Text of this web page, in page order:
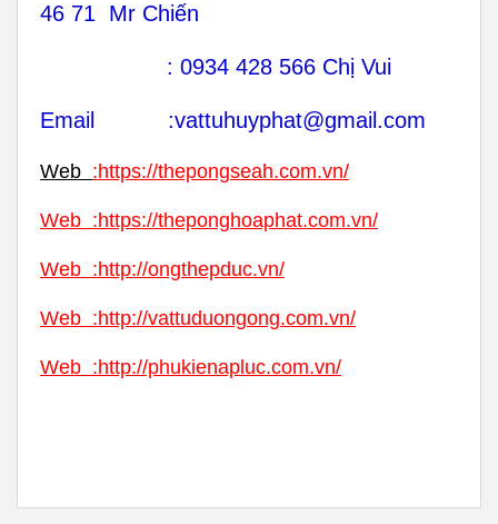
46 71 Mr Chiến
: 0934 428 566 Chị Vui
Email :vattuhuyphat@gmail.com
Web :https://thepongseah.com.vn/
Web :https://theponghoaphat.com.vn/
Web :http://ongthepduc.vn/
Web :http://vattuduongong.com.vn/
Web :http://phukienapluc.com.vn/